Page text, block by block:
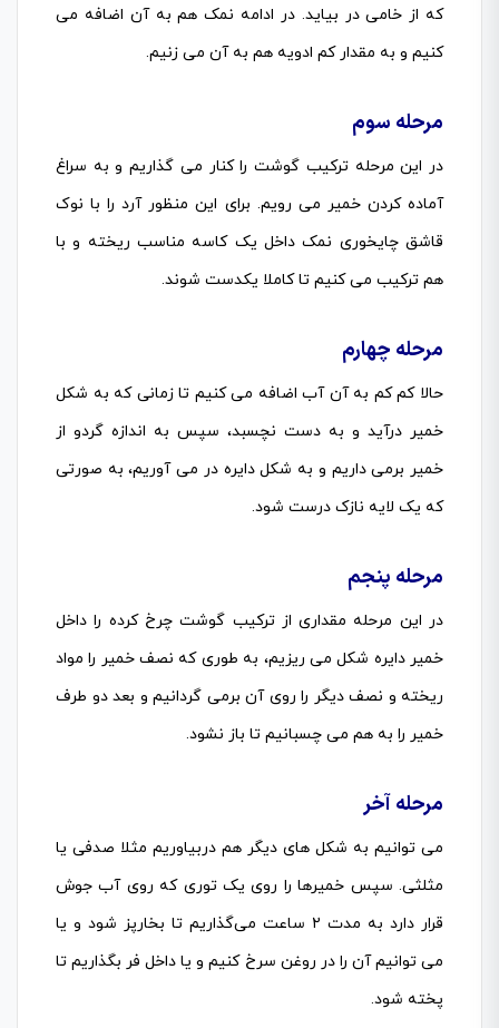
که از خامی در بیاید. در ادامه نمک هم به آن اضافه می
کنیم و به مقدار کم ادویه هم به آن می زنیم.
مرحله سوم
در این مرحله ترکیب گوشت را کنار می گذاریم و به سراغ
آماده کردن خمیر می رویم. برای این منظور آرد را با نوک
قاشق چایخوری نمک داخل یک کاسه مناسب ریخته و با
هم ترکیب می کنیم تا کاملا یکدست شوند.
مرحله چهارم
حالا کم کم به آن آب اضافه می کنیم تا زمانی که به شکل
خمیر درآید و به دست نچسبد، سپس به اندازه گردو از
خمیر برمی داریم و به شکل دایره در می آوریم، به صورتی
که یک لایه نازک درست شود.
مرحله پنجم
در این مرحله مقداری از ترکیب گوشت چرخ کرده را داخل
خمیر دایره شکل می ریزیم، به طوری که نصف خمیر را مواد
ریخته و نصف دیگر را روی آن برمی گردانیم و بعد دو طرف
خمیر را به هم می چسبانیم تا باز نشود.
مرحله آخر
می توانیم به شکل های دیگر هم دربیاوریم مثلا صدفی یا
مثلثی. سپس خمیرها را روی یک توری که روی آب جوش
قرار دارد به مدت ۲ ساعت می‌گذاریم تا بخار‌پز شود و یا
می توانیم آن را در روغن سرخ کنیم و یا داخل فر بگذاریم تا
پخته شود.